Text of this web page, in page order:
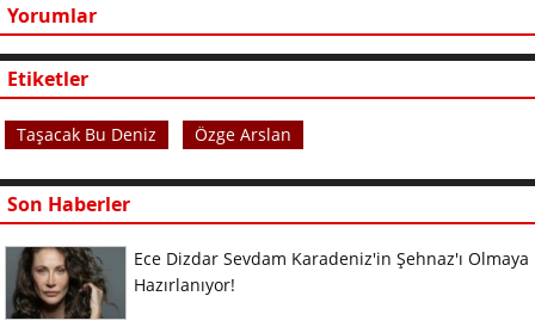
Yorumlar
Etiketler
Taşacak Bu Deniz Özge Arslan
Son Haberler
Ece Dizdar Sevdam Karadeniz'in Şehnaz'ı Olmaya
Hazırlanıyor!